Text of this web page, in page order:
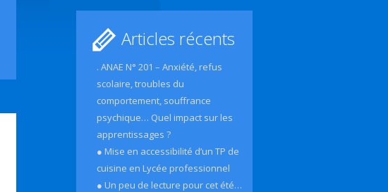
Articles récents
. ANAE N° 201 – Anxiété, refus
scolaire, troubles du
comportement, souffrance
psychique… Quel impact sur les
apprentissages ?
● Mise en accessibilité d’un TP de
cuisine en Lycée professionnel
● Un peu de lecture pour cet été…